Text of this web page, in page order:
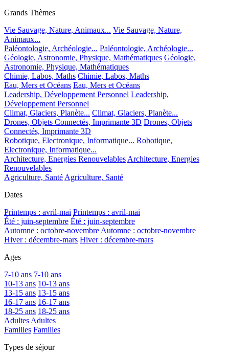
Grands Thèmes
Vie Sauvage, Nature, Animaux... Vie Sauvage, Nature,
Animaux...
Paléontologie, Archéologie... Paléontologie, Archéologie...
Géologie, Astronomie, Physique, Mathématiques Géologie,
Astronomie, Physique, Mathématiques
Chimie, Labos, Maths Chimie, Labos, Maths
Eau, Mers et Océans Eau, Mers et Océans
Leadership, Développement Personnel Leadership,
Développement Personnel
Climat, Glaciers, Planète... Climat, Glaciers, Planète...
Drones, Objets Connectés, Imprimante 3D Drones, Objets
Connectés, Imprimante 3D
Robotique, Electronique, Informatique... Robotique,
Electronique, Informatique...
Architecture, Energies Renouvelables Architecture, Energies
Renouvelables
Agriculture, Santé Agriculture, Santé
Dates
Printemps : avril-mai Printemps : avril-mai
Été : juin-septembre Été : juin-septembre
Automne : octobre-novembre Automne : octobre-novembre
Hiver : décembre-mars Hiver : décembre-mars
Ages
7-10 ans 7-10 ans
10-13 ans 10-13 ans
13-15 ans 13-15 ans
16-17 ans 16-17 ans
18-25 ans 18-25 ans
Adultes Adultes
Familles Familles
Types de séjour